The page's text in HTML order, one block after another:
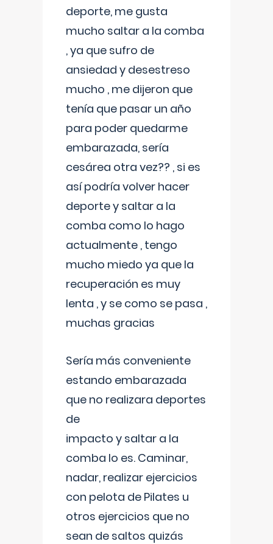
deporte, me gusta
mucho saltar a la comba
, ya que sufro de
ansiedad y desestreso
mucho , me dijeron que
tenía que pasar un año
para poder quedarme
embarazada, sería
cesárea otra vez?? , si es
así podría volver hacer
deporte y saltar a la
comba como lo hago
actualmente , tengo
mucho miedo ya que la
recuperación es muy
lenta , y se como se pasa ,
muchas gracias
Sería más conveniente
estando embarazada
que no realizara deportes
de
impacto y saltar a la
comba lo es. Caminar,
nadar, realizar ejercicios
con pelota de Pilates u
otros ejercicios que no
sean de saltos quizás